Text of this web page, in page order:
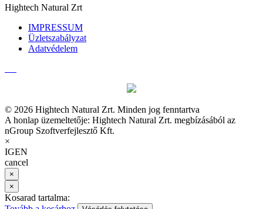
Hightech Natural Zrt
IMPRESSUM
Üzletszabályzat
Adatvédelem
© 2026 Hightech Natural Zrt. Minden jog fenntartva
A honlap üzemeltetője: Hightech Natural Zrt. megbízásából az
nGroup Szoftverfejlesztő Kft.
×
IGEN
cancel
×
×
Kosarad tartalma: